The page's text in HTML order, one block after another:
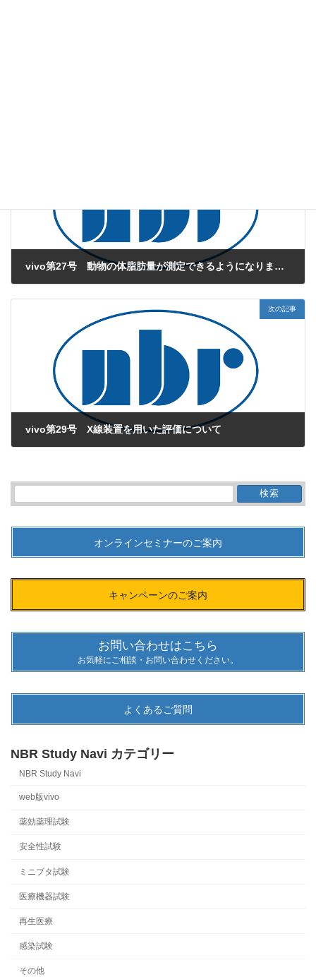
vivo第27号 動物の体脂肪量が測定できるようになりました
次の記事
vivo第29号 X線装置を用いた評価について
検
索:
オンラインセミナーのご案内
キャンペーンのご案内
お問い合わせはこちら
お気軽にご相談・お問い合わせください。
よくあるご質問
NBR Study Navi カテゴリー
NBR Study Navi
web版vivo
薬効薬理試験
安全性試験
ミニブタ試験
医療機器試験
再生医療
感染試験
その他